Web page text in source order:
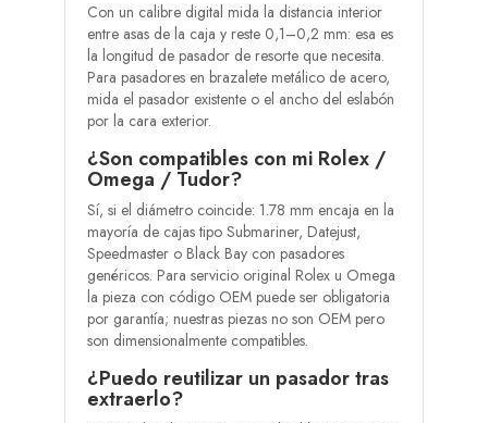
Con un calibre digital mida la distancia interior
entre asas de la caja y reste 0,1–0,2 mm: esa es
la longitud de pasador de resorte que necesita.
Para pasadores en brazalete metálico de acero,
mida el pasador existente o el ancho del eslabón
por la cara exterior.
¿Son compatibles con mi Rolex /
Omega / Tudor?
Sí, si el diámetro coincide: 1.78 mm encaja en la
mayoría de cajas tipo Submariner, Datejust,
Speedmaster o Black Bay con pasadores
genéricos. Para servicio original Rolex u Omega
la pieza con código OEM puede ser obligatoria
por garantía; nuestras piezas no son OEM pero
son dimensionalmente compatibles.
¿Puedo reutilizar un pasador tras
extraerlo?